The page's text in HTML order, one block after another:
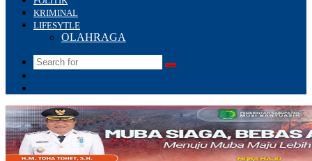
KRIMINAL
LIFESYTLE
OLAHRAGA
Search